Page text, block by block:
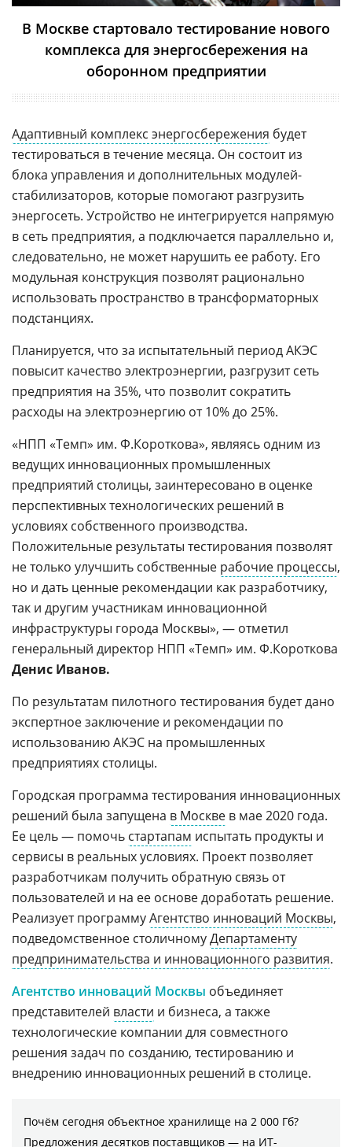
В Москве стартовало тестирование нового
комплекса для энергосбережения на
оборонном предприятии
Адаптивный комплекс энергосбережения будет
тестироваться в течение месяца. Он состоит из
блока управления и дополнительных модулей-
стабилизаторов, которые помогают разгрузить
энергосеть. Устройство не интегрируется напрямую
в сеть предприятия, а подключается параллельно и,
следовательно, не может нарушить ее работу. Его
модульная конструкция позволят рационально
использовать пространство в трансформаторных
подстанциях.
Планируется, что за испытательный период АКЭС
повысит качество электроэнергии, разгрузит сеть
предприятия на 35%, что позволит сократить
расходы на электроэнергию от 10% до 25%.
«НПП «Темп» им. Ф.Короткова», являясь одним из
ведущих инновационных промышленных
предприятий столицы, заинтересовано в оценке
перспективных технологических решений в
условиях собственного производства.
Положительные результаты тестирования позволят
не только улучшить собственные рабочие процессы,
но и дать ценные рекомендации как разработчику,
так и другим участникам инновационной
инфраструктуры города Москвы», — отметил
генеральный директор НПП «Темп» им. Ф.Короткова
Денис Иванов.
По результатам пилотного тестирования будет дано
экспертное заключение и рекомендации по
использованию АКЭС на промышленных
предприятиях столицы.
Городская программа тестирования инновационных
решений была запущена в Москве в мае 2020 года.
Ее цель — помочь стартапам испытать продукты и
сервисы в реальных условиях. Проект позволяет
разработчикам получить обратную связь от
пользователей и на ее основе доработать решение.
Реализует программуАгентство инноваций Москвы,
подведомственное столичномуДепартаменту
предпринимательства и инновационного развития.
Агентство инноваций Москвы объединяет
представителей власти и бизнеса, а также
технологические компании для совместного
решения задач по созданию, тестированию и
внедрению инновационных решений в столице.
Почём сегодня объектное хранилище на 2 000 Гб?
Предложения десятков поставщиков ― на ИТ-